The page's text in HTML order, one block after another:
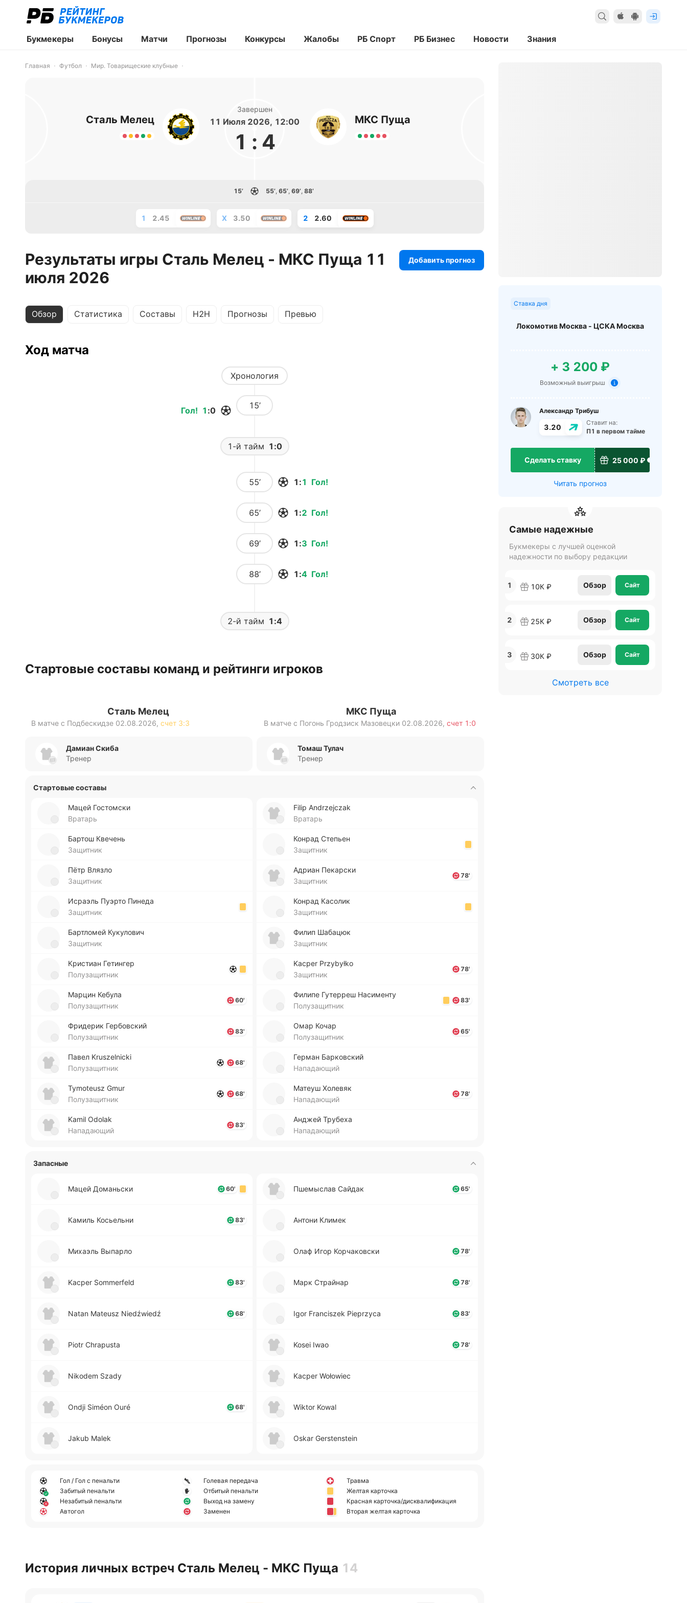
Букмекеры Бонусы Матчи Прогнозы Конкурсы Жалобы РБ Спорт РБ Бизнес Новости Знания
Главная Футбол Мир. Товарищеские клубные
Сталь Мелец
Завершен
11 Июля 2026, 12:00
1 : 4
МКС Пуща
15’ 55’, 65’, 69’, 88’
1 2.45 X 3.50 2 2.60
Результаты игры Сталь Мелец - МКС Пуща 11
июля 2026
Добавить прогноз
Обзор Статистика Составы H2H Прогнозы Превью
Ход матча
Хронология
Гол! 1 :0 15’
1-й тайм 1:0
55’ Гол!
1 :1
65’ Гол!
1 :2
69’ Гол!
1 :3
88’ Гол!
1 :4
2-й тайм 1:4
Стартовые составы команд и рейтинги игроков
Сталь Мелец
В матче с Подбескидзе 02.08.2026, счет 3:3
МКС Пуща
В матче с Погонь Гродзиск Мазовецки 02.08.2026, счет 1:0
Дамиан Скиба
Тренер
Томаш Тулач
Тренер
Стартовые составы
Мацей Го­сто­мски
Вратарь
Бартош Кве­чень
Защитник
Пётр Влязло
Защитник
Исраэль Пуэрто Пинеда
Защитник
Ба­ртло­мей Ку­ку­ло­вич
Защитник
Кри­стиан Ге­ти­нгер
Полузащитник
Марцин Кебула
Полузащитник
60'
Фри­де­рик Ге­рбо­вский
Полузащитник
83'
Павел Kruszelnicki
Полузащитник
68'
Tymoteusz Gmur
Полузащитник
68'
Kamil Odolak
Нападающий
83'
Filip Andrzejczak
Вратарь
Конрад Сте­пьен
Защитник
Адриан Пе­ка­рски
Защитник
78'
Конрад Ка­со­лик
Защитник
Филип Ша­ба­цюк
Защитник
Kacper Przybyłko
Защитник
78'
Филипе Гу­те­рреш На­си­ме­нту
Полузащитник
83'
Омар Кочар
Полузащитник
65'
Герман Ба­рко­вский
Нападающий
Матеуш Хо­ле­вяк
Нападающий
78'
Анджей Тру­бе­ха
Нападающий
Запасные
Мацей До­ма­ньски 60'
Камиль Ко­сье­льни 83'
Ми­хаэль Вы­па­рло
Kacper Sommerfeld 83'
Natan Mateusz Niedźwiedź 68'
Piotr Chrapusta
Nikodem Szady
Ondji Siméon Ouré 68'
Jakub Malek
Пше­мы­слав Сайдак 65'
Антони Климек
Олаф Игор Ко­рча­ко­вски 78'
Марк Страй­нар 78'
Igor Franciszek Pieprzyca 83'
Kosei Iwao 78'
Kacper Wołowiec
Wiktor Kowal
Oskar Gerstenstein
Гол / Гол с пенальти
Забитый пенальти
Незабитый пенальти
Автогол
Голевая передача
Отбитый пенальти
Выход на замену
Заменен
Травма
Желтая карточка
Красная карточка/дисквалификация
Вторая желтая карточка
История личных встреч Сталь Мелец - МКС Пуща 14
Ставка дня
Локомотив Москва - ЦСКА Москва
+ 3 200 ₽
Возможный выигрыш
Александр Трибуш
3.20
Ставит на:
П1 в первом тайме
Сделать ставку 25 000 ₽
Читать прогноз
Самые надежные
Букмекеры с лучшей оценкой
надежности по выбору редакции
1 10К ₽ Обзор Сайт
2 25К ₽ Обзор Сайт
3 30К ₽ Обзор Сайт
Смотреть все